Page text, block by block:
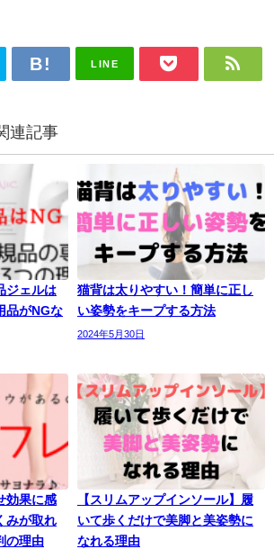
LINE
連記事
ジェルは
品がNGな
猫背は太りやすい！簡単に正し
い姿勢をキープする方法
2024年5月30日
効果に感
みが取れ
の理由
【スリムアップインソール】履
いて歩くだけで美脚と美姿勢に
なれる理由